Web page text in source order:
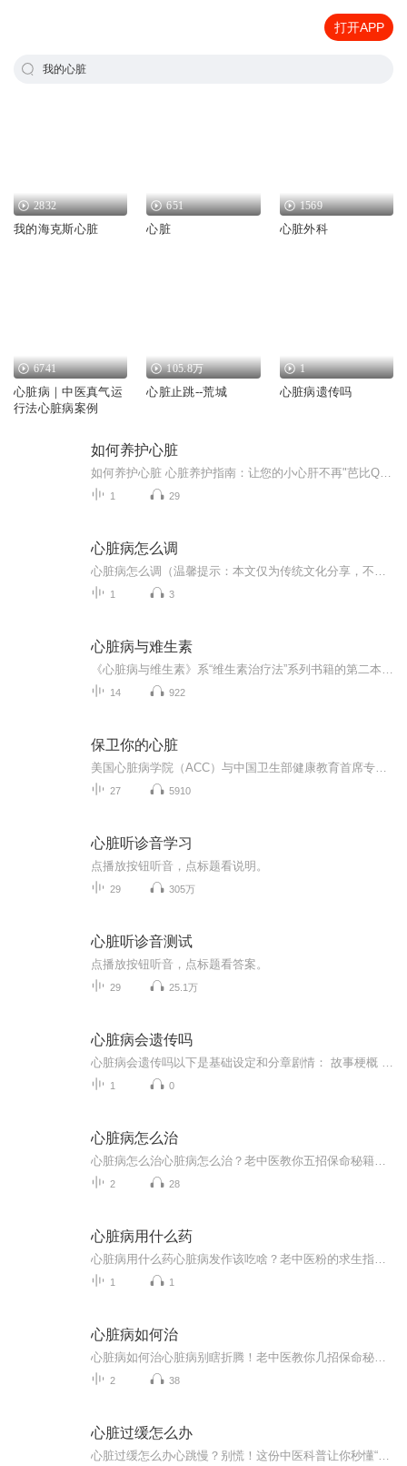
打开APP
我的心脏
2832
我的海克斯心脏
651
心脏
1569
心脏外科
6741
心脏病｜中医真气运
行法心脏病案例
105.8万
心脏止跳--荒城
1
心脏病遗传吗
如何养护心脏
1 29
心脏病怎么调
1 3
心脏病与难生素
14 922
保卫你的心脏
27 5910
心脏听诊音学习
点播放按钮听音，点标题看说明。
29 305万
心脏听诊音测试
点播放按钮听音，点标题看答案。
29 25.1万
心脏病会遗传吗
1 0
心脏病怎么治
2 28
心脏病用什么药
1 1
心脏病如何治
2 38
心脏过缓怎么办